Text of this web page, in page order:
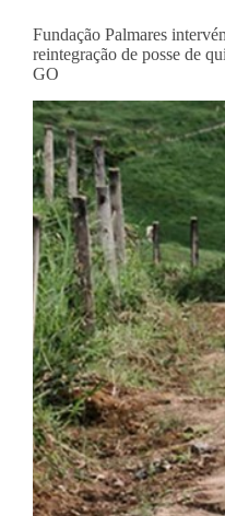
Fundação Palmares
reintegração de posse de
GO